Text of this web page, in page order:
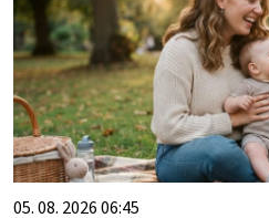
05. 08. 2026 06:45